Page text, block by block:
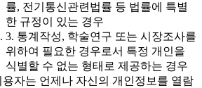
률, 전기통신관련법률 등 법률에 특별
한 규정이 있는 경우
3. 통계작성, 학술연구 또는 시장조사를
위하여 필요한 경우로서 특정 개인을
식별할 수 없는 형태로 제공하는 경우
자는 언제나 자신의 개인정보를 열람